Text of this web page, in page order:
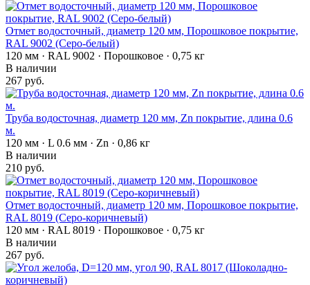
Отмет водосточный, диаметр 120 мм, Порошковое покрытие,
RAL 9002 (Серо-белый)
120 мм · RAL 9002 · Порошковое · 0,75 кг
В наличии
267 руб.
Труба водосточная, диаметр 120 мм, Zn покрытие, длина 0.6
м.
120 мм · L 0.6 мм · Zn · 0,86 кг
В наличии
210 руб.
Отмет водосточный, диаметр 120 мм, Порошковое покрытие,
RAL 8019 (Серо-коричневый)
120 мм · RAL 8019 · Порошковое · 0,75 кг
В наличии
267 руб.